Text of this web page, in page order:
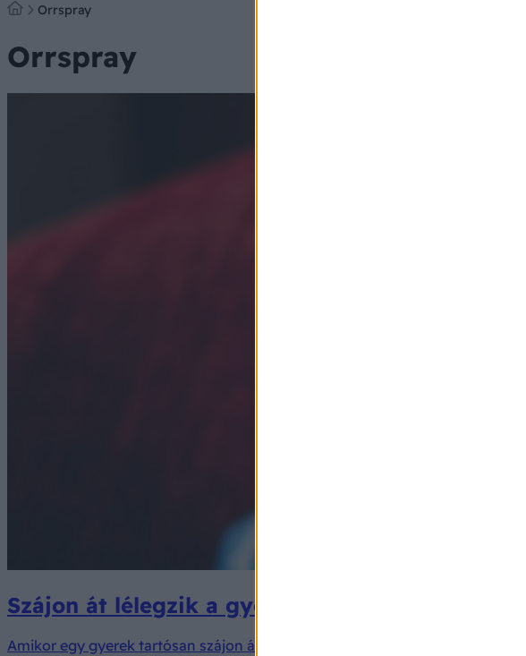
Orrspray
Orrspray
Szájon át lélegzik a gyerek - miért nem
Amikor egy gyerek tartósan szájon át veszi a levegőt, sok szülő nem is